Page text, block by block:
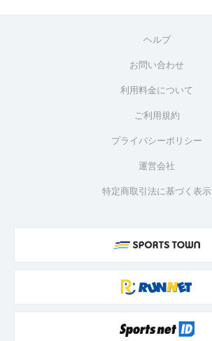
ヘルプ
お問い合わせ
利用料金について
ご利用規約
プライバシーポリシー
運営会社
特定商取引法に基づく表示